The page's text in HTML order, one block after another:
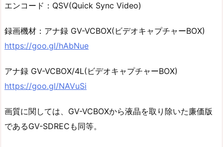
エンコード：QSV(Quick Sync Video)
録画機材：アナ録 GV-VCBOX(ビデオキャプチャーBOX)
https://goo.gl/hAbNue
アナ録 GV-VCBOX/4L(ビデオキャプチャーBOX)
https://goo.gl/NAVuSi
画質に関しては、GV-VCBOXから液晶を取り除いた廉価版
であるGV-SDRECも同等。